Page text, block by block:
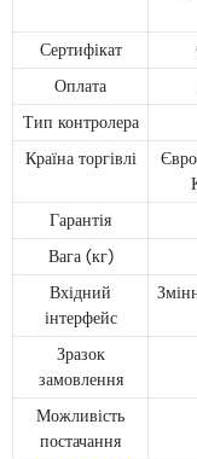
Сертифікат
Оплата
Тип контролера
Країна торгівлі
Гарантія
Вага (кг)
Вхідний
інтерфейс
Зразок
замовлення
Можливість
постачання